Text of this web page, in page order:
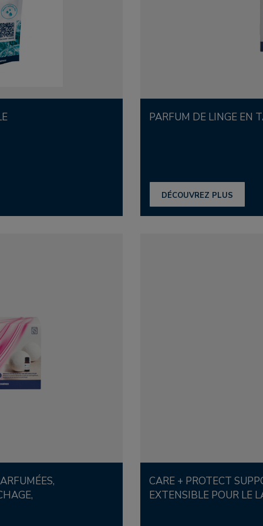
PARFUM DE LINGE EN
DÉCOUVREZ PLUS
CARE + PROTECT SUPPORT À CHAUSSURES
EXTENSIBLE POUR LE